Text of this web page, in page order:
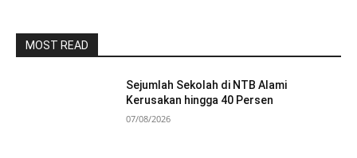
MOST READ
Sejumlah Sekolah di NTB Alami
Kerusakan hingga 40 Persen
07/08/2026